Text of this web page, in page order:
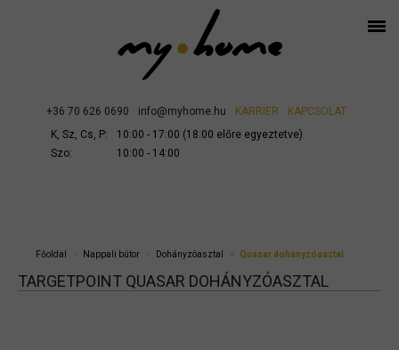
+36 70 626 0690 info@myhome.hu KARRIER
KAPCSOLAT
K, Sz, Cs, P:
10:00 - 17:00 (18:00 előre egyeztetve)
Szo:
10:00 - 14:00
Főoldal Nappali bútor Dohányzóasztal Quasar dohányzóasztal
TARGETPOINT QUASAR DOHÁNYZÓASZTAL